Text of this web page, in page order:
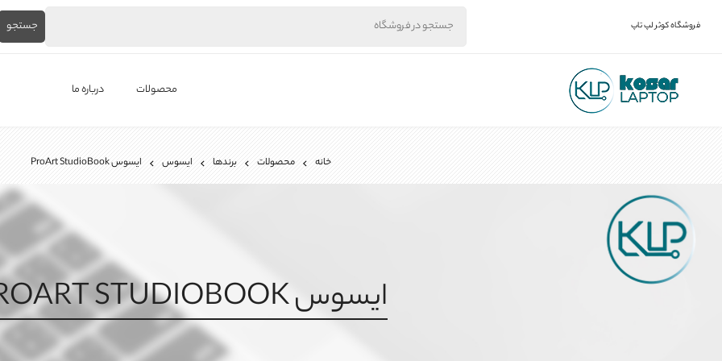
فروشگاه کوثر لپ تاپ جستجو
محصولات
لپ‌تاپ استوک
برندها
کیبورد لپ تاپ
ال ای دی لپ تاپ
فن لپتاپ
درباره ما
خانه محصولات برندها ایسوس ایسوس ProArt StudioBook
ایسوس PROART STUDIOBOOK